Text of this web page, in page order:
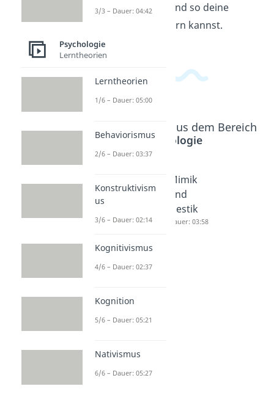
anders betrachten und so deine
Einstellung verbessern kannst.
Beliebte Inhalte aus dem Bereich
Psychologie
digung
Dauer: 03:12
ale
ikation
Mimik
und
Gestik
Dauer: 03:58
3/3 – Dauer: 04:42
Psychologie
Lerntheorien
Lerntheorien
1/6 – Dauer: 05:00
Behaviorismus
2/6 – Dauer: 03:37
Konstruktivism
us
3/6 – Dauer: 02:14
Kognitivismus
4/6 – Dauer: 02:37
Kognition
5/6 – Dauer: 05:21
Nativismus
6/6 – Dauer: 05:27